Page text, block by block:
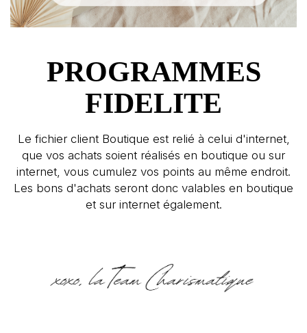
PROGRAMMES
FIDELITE
Le fichier client Boutique est relié à celui d'internet,
que vos achats soient réalisés en boutique ou sur
internet, vous cumulez vos points au même endroit.
Les bons d'achats seront donc valables en boutique
et sur internet également.